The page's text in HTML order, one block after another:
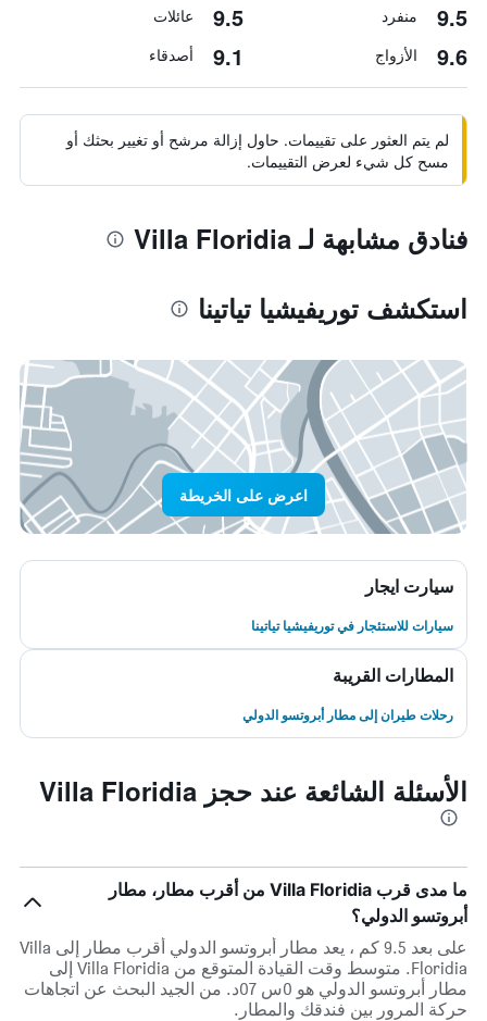
9.5 منفرد 9.5 عائلات
9.6 الأزواج 9.1 أصدقاء
لم يتم العثور على تقييمات. حاول إزالة مرشح أو تغيير بحثك أو
مسح كل شيء لعرض التقييمات.
فنادق مشابهة لـ Villa Floridia
استكشف توريفيشيا تياتينا
اعرض على الخريطة
سيارت ايجار
سيارات للاستئجار في توريفيشيا تياتينا
المطارات القريبة
رحلات طيران إلى مطار أبروتسو الدولي
الأسئلة الشائعة عند حجز Villa Floridia
ما مدى قرب Villa Floridia من أقرب مطار، مطار
أبروتسو الدولي؟
على بعد 9.5 كم ، يعد مطار أبروتسو الدولي أقرب مطار إلى Villa
Floridia. متوسط وقت القيادة المتوقع من Villa Floridia إلى
مطار أبروتسو الدولي هو 0س 07د. من الجيد البحث عن اتجاهات
حركة المرور بين فندقك والمطار.